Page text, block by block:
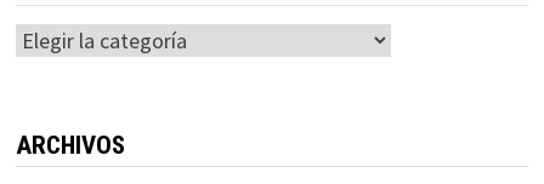
Categorías
ARCHIVOS